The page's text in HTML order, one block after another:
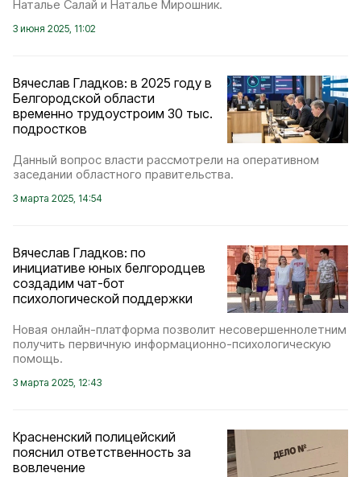
Наталье Салай и Наталье Мирошник.
3 июня 2025, 11:02
Вячеслав Гладков: в 2025 году в
Белгородской области
временно трудоустроим 30 тыс.
подростков
Данный вопрос власти рассмотрели на оперативном
заседании областного правительства.
3 марта 2025, 14:54
Вячеслав Гладков: по
инициативе юных белгородцев
создадим чат-бот
психологической поддержки
Новая онлайн-платформа позволит несовершеннолетним
получить первичную информационно-психологическую
помощь.
3 марта 2025, 12:43
Красненский полицейский
пояснил ответственность за
вовлечение